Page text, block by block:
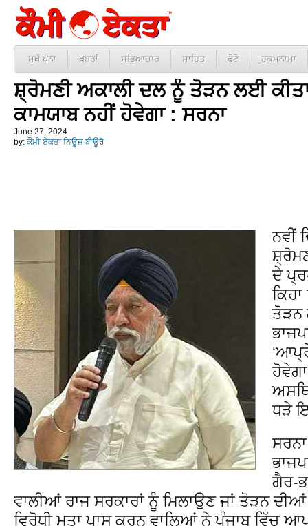
ਮੁਖੱ ਪੰਨਾ ਖ਼ਬਰਾਂ ਸਭਿਆਚਾਰ ਸਾਹਿਤ ਫੋਟੋ ਹੁਕਮਨਾਮਾ
ਸ਼੍ਰੋਮਣੀ ਅਕਾਲੀ ਦਲ ਨੂੰ ਤੋੜਨ ਲਈ
ਕਾਮਯਾਬ ਨਹੀਂ ਹੋਵੇਗਾ : ਸਰਨਾ
June 27, 2024
by: ਕੌਮੀ ਏਕਤਾ ਨਿਊਜ਼ ਬੀਊਰੋ
ਨਵੀਂ
ਦੇ
ਤੋੜਨ
ਧੜੇ
ਗੈਰ-
ਵਾਲੀਆਂ ਰਾਜ ਸਰਕਾਰਾਂ ਨੂੰ ਮਿਲਾਉਣ ਜਾਂ ਤੋੜਨ
ਵਿਰੋਧੀ ਮਤਾ ਪਾਸ ਕਰਨ ਵਾਲਿਆਂ ਨੇ ਪੰਜਾਬ ਵਿੱਚ